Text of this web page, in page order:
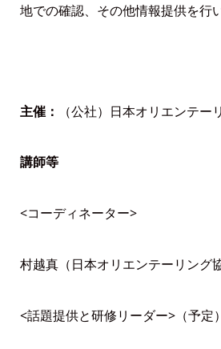
地での確認、その他情報提供を行
主催： （公社）日本オリエンテー
講師等
<コーディネーター>
村越真（日本オリエンテーリング
<話題提供と研修リーダー>（予定）